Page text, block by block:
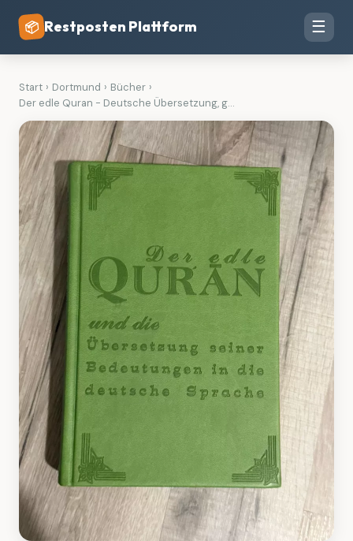
📦 Restposten Plattform ☰
Start › Dortmund › Bücher ›
Der edle Quran - Deutsche Übersetzung, g...